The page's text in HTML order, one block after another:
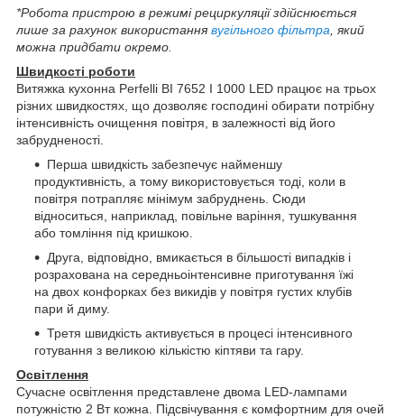
*Робота пристрою в режимі рециркуляції здійснюється
лише за рахунок використання вугільного фільтра , який
можна придбати окремо.
Швидкості роботи
Витяжка кухонна Perfelli BI 7652 I 1000 LED працює на трьох
різних швидкостях, що дозволяє господині обирати потрібну
інтенсивність очищення повітря, в залежності від його
забрудненості.
Перша швидкість забезпечує найменшу
продуктивність, а тому використовується тоді, коли в
повітря потрапляє мінімум забруднень. Сюди
відноситься, наприклад, повільне варіння, тушкування
або томління під кришкою.
Друга, відповідно, вмикається в більшості випадків і
розрахована на середньоінтенсивне приготування їжі
на двох конфорках без викидів у повітря густих клубів
пари й диму.
Третя швидкість активується в процесі інтенсивного
готування з великою кількістю кіптяви та гару.
Освітлення
Сучасне освітлення представлене двома LED-лампами
потужністю 2 Вт кожна. Підсвічування є комфортним для очей